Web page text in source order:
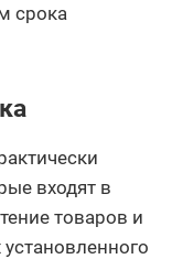
срока
входят в
товаров и
установленного